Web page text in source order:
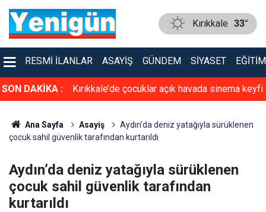
Kırıkkale 33°
RESMI İLANLAR ASAYIŞ GÜNDEM SIYASET EĞITIM
SON DAKİKA :
altında ölü Kırıkkale’de çocuklar açık havada sinema keyfi
Ana Sayfa Asayiş
Aydın’da deniz yatağıyla sürüklenen
çocuk sahil güvenlik tarafından kurtarıldı
Aydın’da deniz yatağıyla sürüklenen
çocuk sahil güvenlik tarafından
kurtarıldı